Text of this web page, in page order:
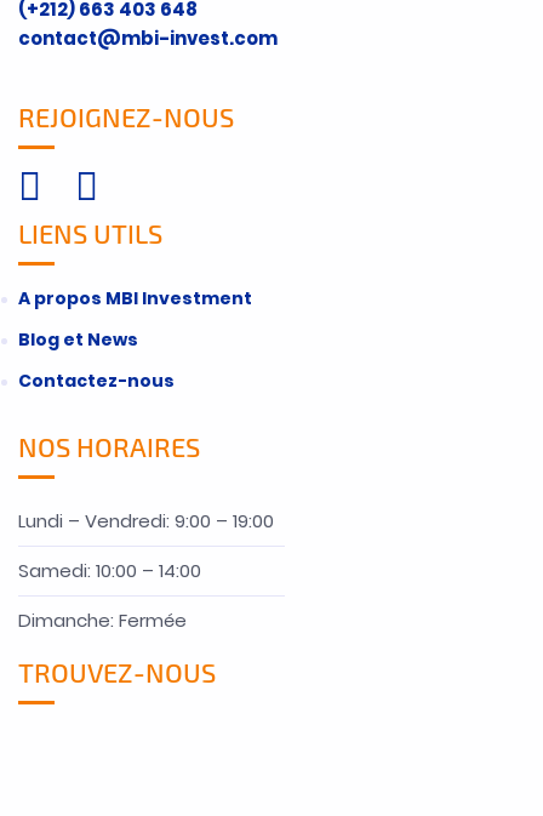
(+212) 663 403 648
contact@mbi-invest.com
REJOIGNEZ-NOUS
LIENS UTILS
A propos MBI Investment
Blog et News
Contactez-nous
NOS HORAIRES
Lundi – Vendredi: 9:00 – 19:00
Samedi: 10:00 – 14:00
Dimanche: Fermée
TROUVEZ-NOUS